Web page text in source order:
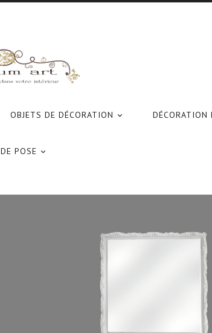

OBJETS DE DÉCORATION DÉCORATION

POSE